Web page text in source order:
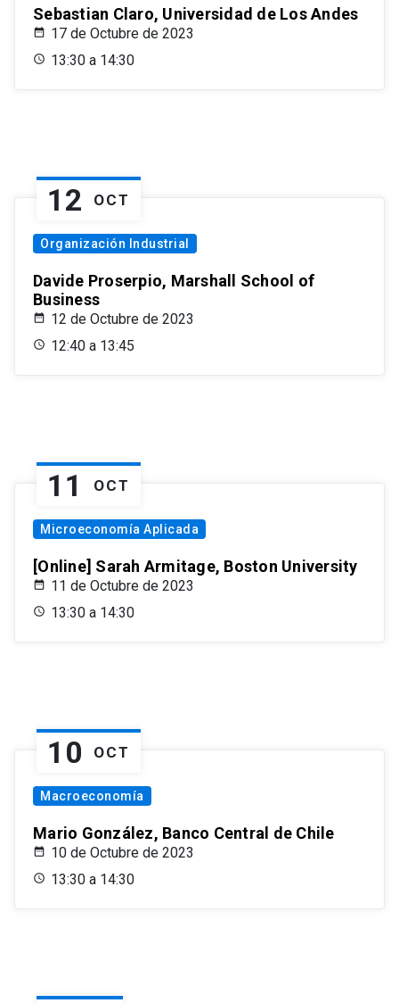
Sebastian Claro, Universidad de Los Andes
17 de Octubre de 2023
13:30 a 14:30
12 OCT
Organización Industrial
Davide Proserpio, Marshall School of
Business
12 de Octubre de 2023
12:40 a 13:45
11 OCT
Microeconomía Aplicada
[Online] Sarah Armitage, Boston University
11 de Octubre de 2023
13:30 a 14:30
10 OCT
Macroeconomía
Mario González, Banco Central de Chile
10 de Octubre de 2023
13:30 a 14:30